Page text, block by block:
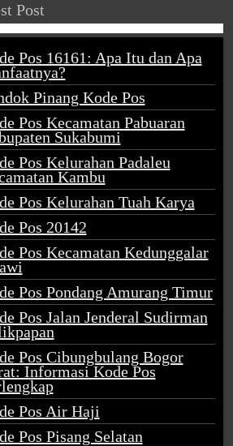
Post
Pos 16161: Apa Itu dan Apa
Pinang Kode Pos
Pos Kecamatan Pabuaran
Sukabumi
Pos Kelurahan Padaleu
Kambu
Pos Kelurahan Tuah Karya
Pos 20142
Pos Kecamatan Kedunggalar
Pos Pondang Amurang Timur
Pos Jalan Jenderal Sudirman
Pos Cibungbulang Bogor
Informasi Kode Pos
Pos Air Haji
Pos Pisang Selatan